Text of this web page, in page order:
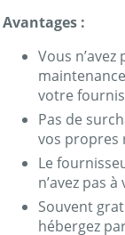
Avantages :
Vous
votre
Pas de
vos propres
Le
n’avez pas
Souvent
hébergez